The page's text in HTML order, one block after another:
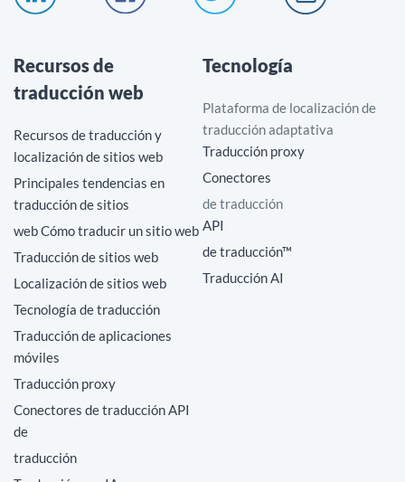
Recursos de
traducción web
Recursos de traducción y
localización de sitios web
Principales tendencias en
traducción de sitios
web Cómo traducir un sitio web
Traducción de sitios web
Localización de sitios web
Tecnología de traducción
Traducción de aplicaciones
móviles
Traducción proxy
Conectores de traducción API
de
traducción
Tecnología
Plataforma de localización de
traducción adaptativa
Traducción proxy
Conectores
de traducción
API
de traducción™
Traducción AI